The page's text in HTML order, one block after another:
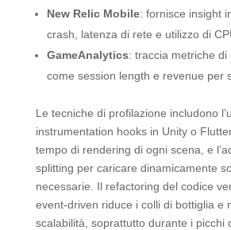
New Relic Mobile: fornisce insight
crash, latenza di rete e utilizzo di
GameAnalytics: traccia metriche di
come session length e revenue per
Le tecniche di profilazione includono
instrumentation hooks in Unity o
tempo di rendering di ogni scena, e
splitting per caricare dinamicamente
necessarie. Il refactoring del codice
event‑driven riduce i colli di bottiglia e
scalabilità, soprattutto durante i picchi